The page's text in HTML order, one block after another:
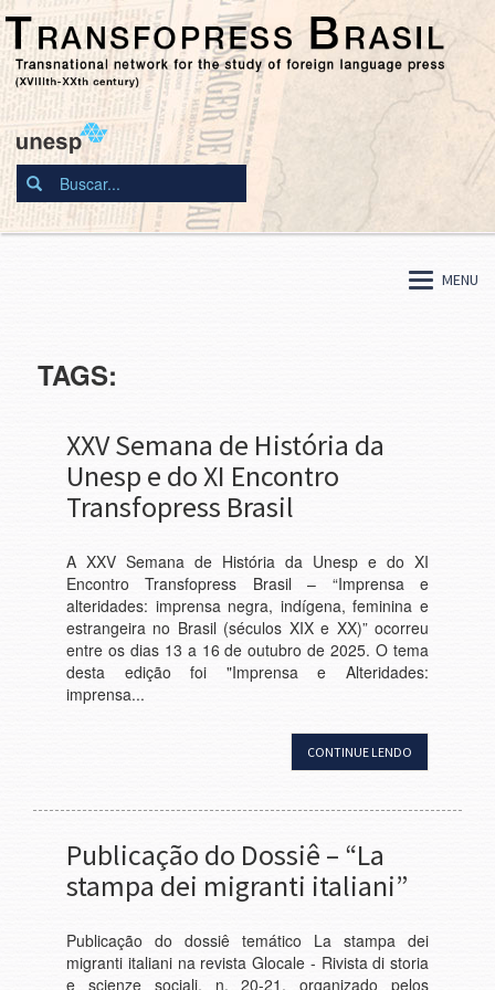
MENU
TAGS:
XXV Semana de História da
Unesp e do XI Encontro
Transfopress Brasil
A XXV Semana de História da Unesp e do XI
Encontro Transfopress Brasil – “Imprensa e
alteridades: imprensa negra, indígena, feminina e
estrangeira no Brasil (séculos XIX e XX)” ocorreu
entre os dias 13 a 16 de outubro de 2025. O tema
desta edição foi "Imprensa e Alteridades:
imprensa...
CONTINUE LENDO
Publicação do Dossiê – “La
stampa dei migranti italiani”
Publicação do dossiê temático La stampa dei
migranti italiani na revista Glocale - Rivista di storia
e scienze sociali, n. 20-21, organizado pelos